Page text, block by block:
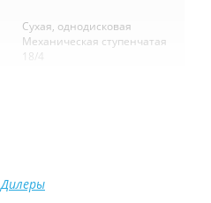
Сухая, однодисковая
Механическая ступенчатая
18/4
Дилеры